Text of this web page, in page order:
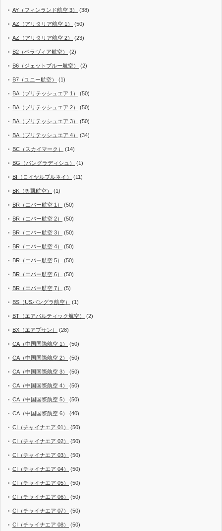
AY（フィンランド航空 3） (38)
AZ（アリタリア航空 1） (50)
AZ（アリタリア航空 2） (23)
B2（ベラヴィア航空） (2)
B6（ジェットブルー航空） (2)
B7（ユニー航空） (1)
BA（ブリテッシュエア 1） (50)
BA（ブリテッシュエア 2） (50)
BA（ブリテッシュエア 3） (50)
BA（ブリテッシュエア 4） (34)
BC（スカイマーク） (14)
BG（バングラディシュ） (1)
BI（ロイヤルブルネイ） (11)
BK（奥凱航空） (1)
BR（エバー航空 1） (50)
BR（エバー航空 2） (50)
BR（エバー航空 3） (50)
BR（エバー航空 4） (50)
BR（エバー航空 5） (50)
BR（エバー航空 6） (50)
BR（エバー航空 7） (5)
BS（USバングラ航空） (1)
BT（エアバルティック航空） (2)
BX（エアプサン） (28)
CA（中国国際航空 1） (50)
CA（中国国際航空 2） (50)
CA（中国国際航空 3） (50)
CA（中国国際航空 4） (50)
CA（中国国際航空 5） (50)
CA（中国国際航空 6） (40)
CI（チャイナエア 01） (50)
CI（チャイナエア 02） (50)
CI（チャイナエア 03） (50)
CI（チャイナエア 04） (50)
CI（チャイナエア 05） (50)
CI（チャイナエア 06） (50)
CI（チャイナエア 07） (50)
CI（チャイナエア 08） (50)